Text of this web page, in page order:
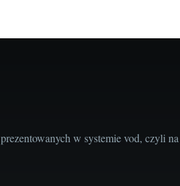
w systemie vod, czyli na